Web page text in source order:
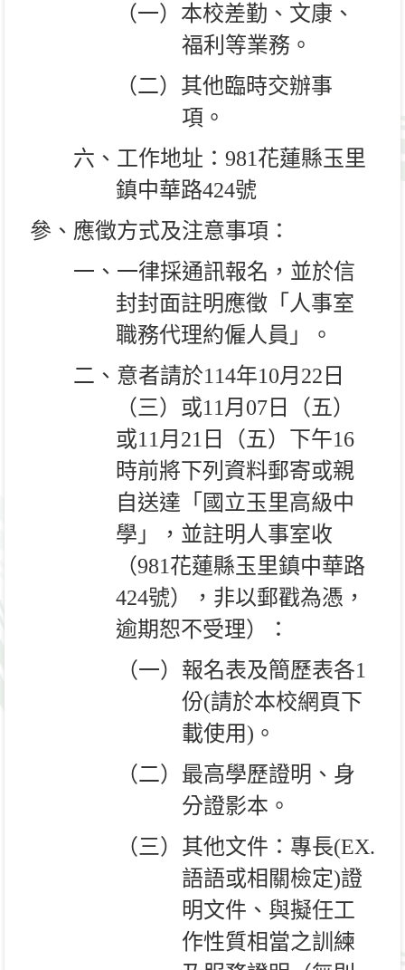
（一）本校差勤、文康、
福利等業務。
（二）其他臨時交辦事
項。
六、工作地址： 981花蓮縣玉里
鎮中華路424號
參、應徵方式及注意事項：
一、一律採通訊報名，並於信
封封面註明應徵「人事室
職務代理約僱人員」。
二、意者請於114年10月 22 日
（三）或11 月 07 日（五）
或11 月 21 日（五）下午16
時前將下列資料郵寄或親
自送達「國立玉里高級中
學」，並註明人事室收
（981花蓮縣玉里鎮中華路
424號），非以郵戳為憑，
逾期恕不受理）：
（一）報名表及簡歷表各1
份(請於本校網頁下
載使用) 。
（二）最高學歷證明、身
分證影本。
（三）其他文件：專長(EX.
語語或相關檢定)證
明文件、與擬任工
作性質相當之訓練